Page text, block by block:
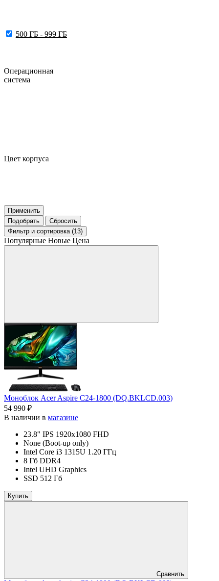
500 ГБ - 999 ГБ
Операционная
система
Цвет корпуса
Применить
Подобрать
Сбросить
Фильтр и сортировка (13)
Популярные Новые Цена
Моноблок Acer Aspire C24-1800 (DQ.BKLCD.003)
54 990 ₽
В наличии в магазине
23.8" IPS 1920x1080 FHD
None (Boot-up only)
Intel Core i3 1315U 1.20 ГГц
8 Гб DDR4
Intel UHD Graphics
SSD 512 Гб
Купить
Сравнить